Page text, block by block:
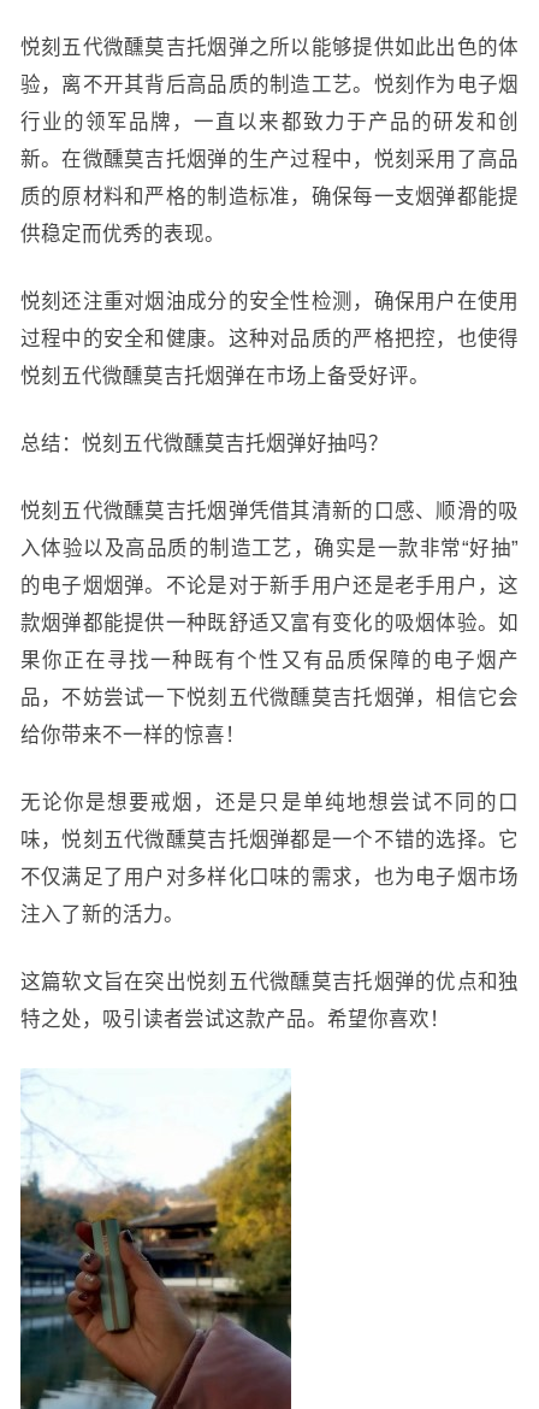
悦刻五代微醺莫吉托烟弹之所以能够提供如此出色的体
验，离不开其背后高品质的制造工艺。悦刻作为电子烟
行业的领军品牌，一直以来都致力于产品的研发和创
新。在微醺莫吉托烟弹的生产过程中，悦刻采用了高品
质的原材料和严格的制造标准，确保每一支烟弹都能提
供稳定而优秀的表现。
悦刻还注重对烟油成分的安全性检测，确保用户在使用
过程中的安全和健康。这种对品质的严格把控，也使得
悦刻五代微醺莫吉托烟弹在市场上备受好评。
总结：悦刻五代微醺莫吉托烟弹好抽吗？
悦刻五代微醺莫吉托烟弹凭借其清新的口感、顺滑的吸
入体验以及高品质的制造工艺，确实是一款非常“好抽”
的电子烟烟弹。不论是对于新手用户还是老手用户，这
款烟弹都能提供一种既舒适又富有变化的吸烟体验。如
果你正在寻找一种既有个性又有品质保障的电子烟产
品，不妨尝试一下悦刻五代微醺莫吉托烟弹，相信它会
给你带来不一样的惊喜！
无论你是想要戒烟，还是只是单纯地想尝试不同的口
味，悦刻五代微醺莫吉托烟弹都是一个不错的选择。它
不仅满足了用户对多样化口味的需求，也为电子烟市场
注入了新的活力。
这篇软文旨在突出悦刻五代微醺莫吉托烟弹的优点和独
特之处，吸引读者尝试这款产品。希望你喜欢！